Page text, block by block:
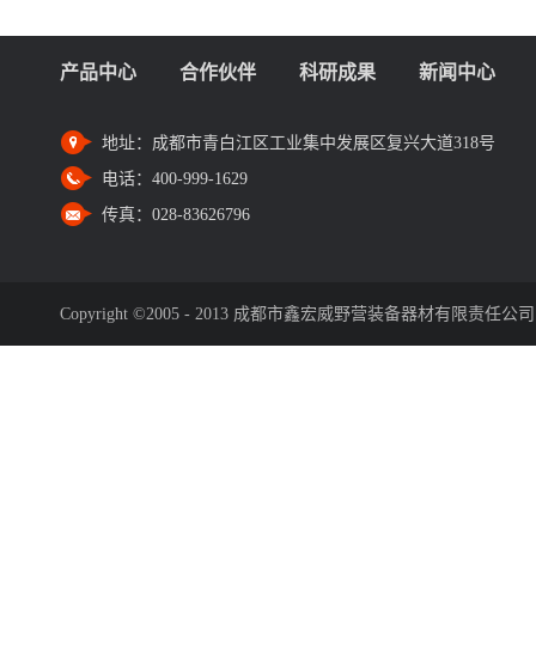
产品中心 合作伙伴 科研成果 新闻中心
地址： 成都市青白江区工业集中发展区复兴大道318号
电话： 400-999-1629
传真： 028-83626796
Copyright ©2005 - 2013 成都市鑫宏威野营装备器材有限责任公司